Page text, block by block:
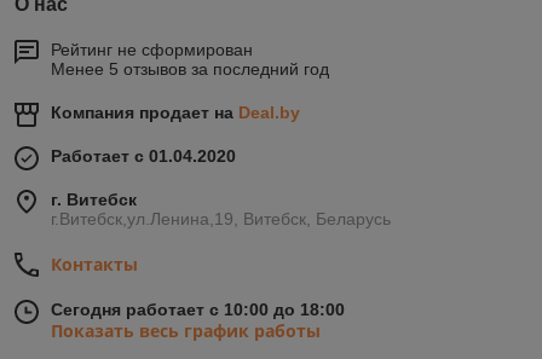
О нас
Рейтинг не сформирован
Менее 5 отзывов за последний год
Компания продает на Deal.by
Работает с 01.04.2020
г. Витебск
г.Витебск,ул.Ленина,19, Витебск, Беларусь
Контакты
Сегодня работает с 10:00 до 18:00
Показать весь график работы